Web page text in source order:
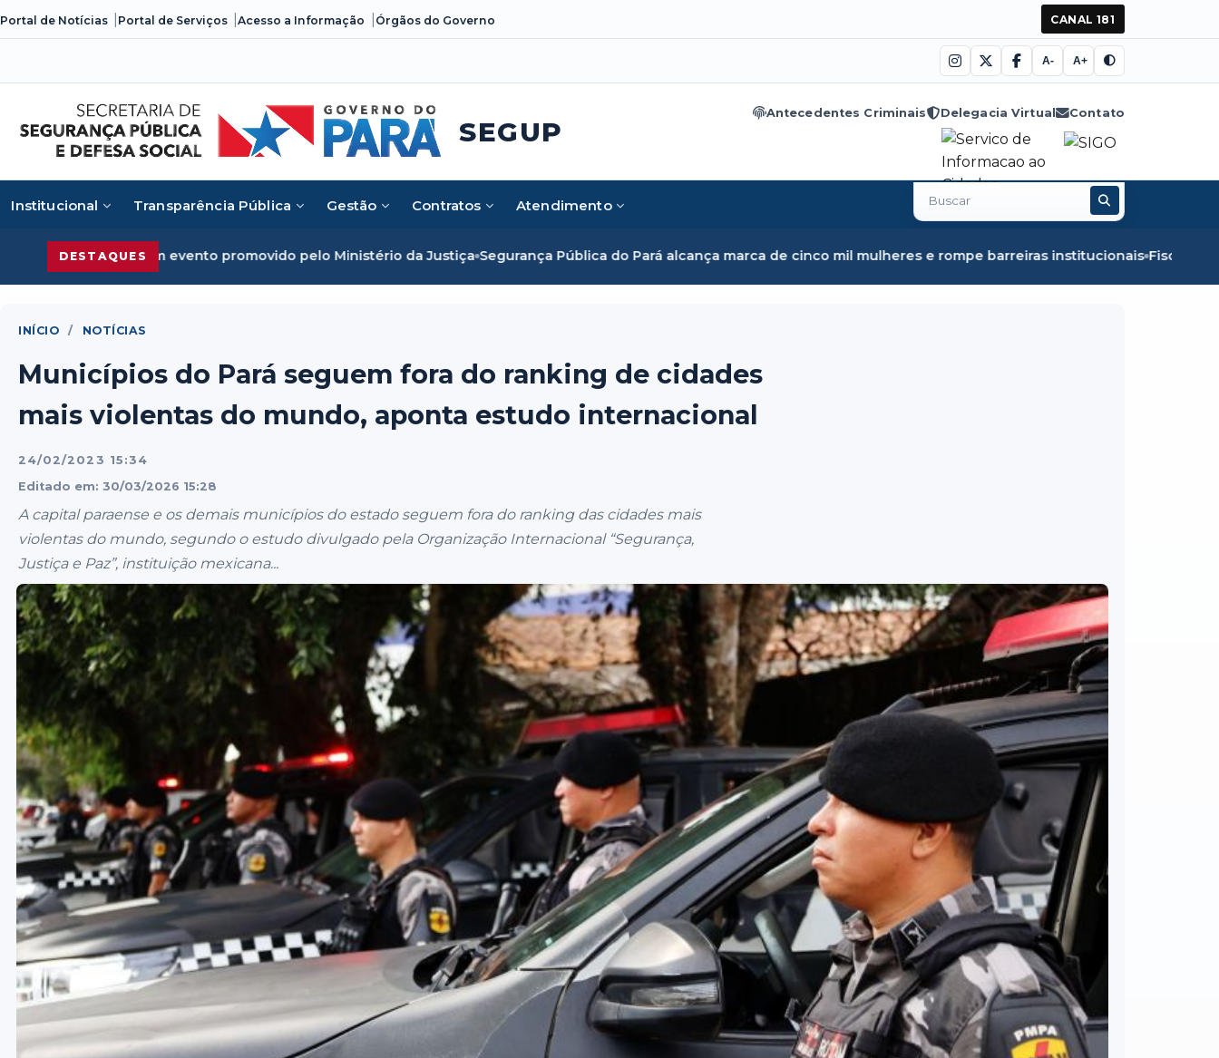
Portal de Notícias Portal de Serviços Acesso a Informação Órgãos do Governo CANAL 181
A- A+
SEGUP
Antecedentes Criminais Delegacia Virtual Contato
Institucional Transparência Pública Gestão Contratos Atendimento
Buscar
no
DESTAQUES
evento promovido pelo Ministério da Justiça Segurança Pública do Pará alcança marca de cinco mil mulheres e rompe barreiras institucionais Fiscalização em Óbidos
INÍCIO / NOTÍCIAS
Municípios do Pará seguem fora do ranking de cidades
mais violentas do mundo, aponta estudo internacional
24/02/2023 15:34
Editado em: 30/03/2026 15:28
A capital paraense e os demais municípios do estado seguem fora do ranking das cidades mais
violentas do mundo, segundo o estudo divulgado pela Organização Internacional “Segurança,
Justiça e Paz”, instituição mexicana...